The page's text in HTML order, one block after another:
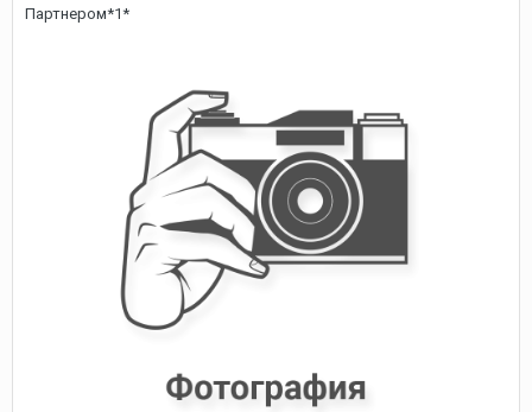
Партнером*1*